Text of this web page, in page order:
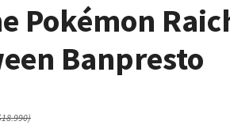
Pokémon
Banpresto